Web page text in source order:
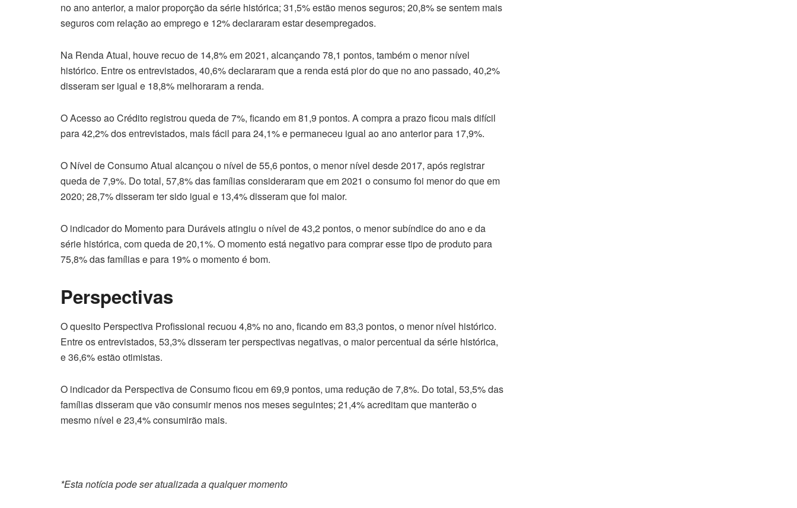
no ano anterior, a maior proporção da série histórica; 31,5% estão menos seguros; 20,8% se sentem mais
seguros com relação ao emprego e 12% declararam estar desempregados.
Na Renda Atual, houve recuo de 14,8% em 2021, alcançando 78,1 pontos, também o menor nível
histórico. Entre os entrevistados, 40,6% declararam que a renda está pior do que no ano passado, 40,2%
disseram ser igual e 18,8% melhoraram a renda.
O Acesso ao Crédito registrou queda de 7%, ficando em 81,9 pontos. A compra a prazo ficou mais difícil
para 42,2% dos entrevistados, mais fácil para 24,1% e permaneceu igual ao ano anterior para 17,9%.
O Nível de Consumo Atual alcançou o nível de 55,6 pontos, o menor nível desde 2017, após registrar
queda de 7,9%. Do total, 57,8% das famílias consideraram que em 2021 o consumo foi menor do que em
2020; 28,7% disseram ter sido igual e 13,4% disseram que foi maior.
O indicador do Momento para Duráveis atingiu o nível de 43,2 pontos, o menor subíndice do ano e da
série histórica, com queda de 20,1%. O momento está negativo para comprar esse tipo de produto para
75,8% das famílias e para 19% o momento é bom.
Perspectivas
O quesito Perspectiva Profissional recuou 4,8% no ano, ficando em 83,3 pontos, o menor nível histórico.
Entre os entrevistados, 53,3% disseram ter perspectivas negativas, o maior percentual da série histórica,
e 36,6% estão otimistas.
O indicador da Perspectiva de Consumo ficou em 69,9 pontos, uma redução de 7,8%. Do total, 53,5% das
famílias disseram que vão consumir menos nos meses seguintes; 21,4% acreditam que manterão o
mesmo nível e 23,4% consumirão mais.
*Esta notícia pode ser atualizada a qualquer momento